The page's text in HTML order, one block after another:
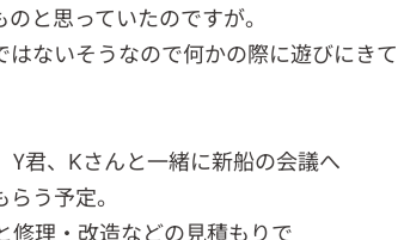
と思っていたのですが。
ないそうなので何かの際に遊びにきて
君、Kさんと一緒に新船の会議へ
う予定。
修理・改造などの見積もりで